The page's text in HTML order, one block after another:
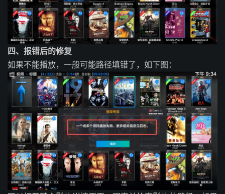
四、报错后的修复
如果不能播放，一般可能路径填错了，如下图：